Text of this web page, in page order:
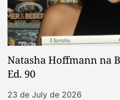
Natasha Hoffmann na
Ed. 90
23 de July de 2026